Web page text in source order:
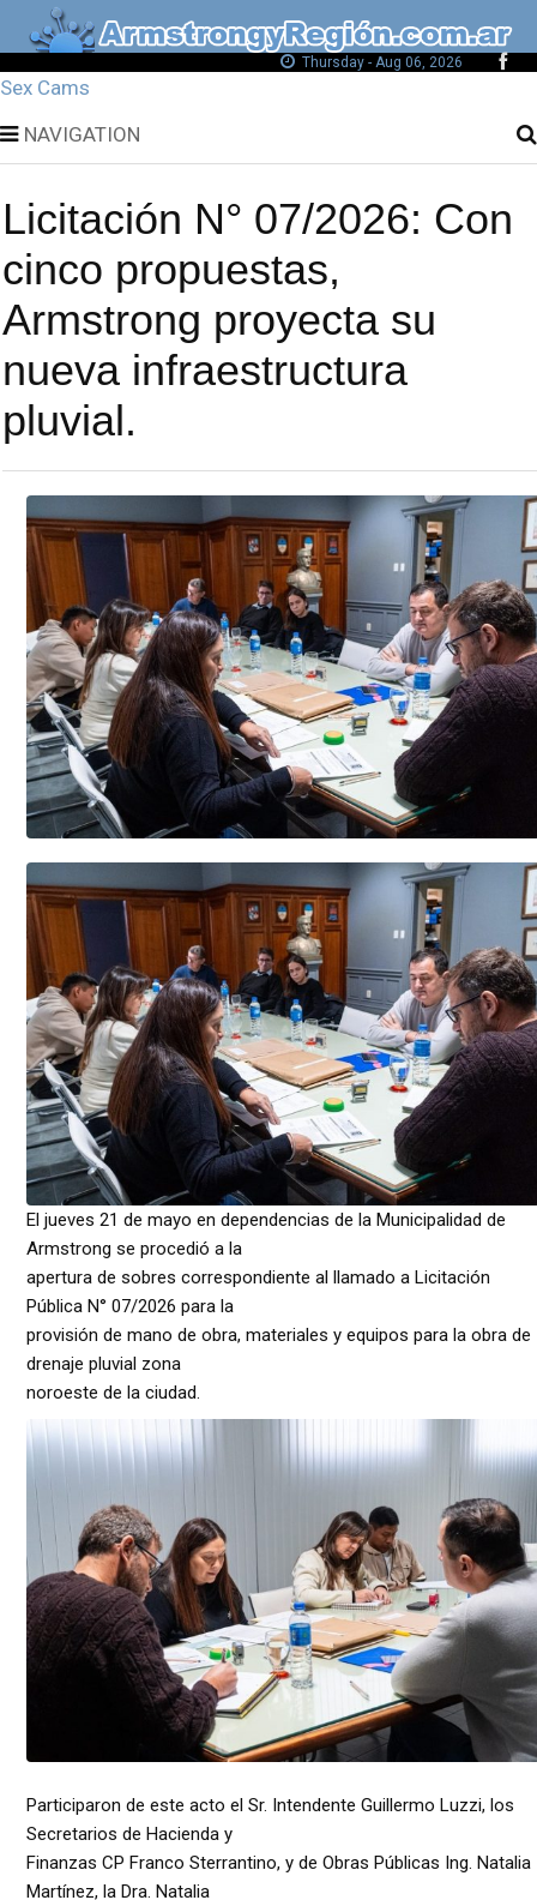
Thursday - Aug 06, 2026
Sex Cams
NAVIGATION
Licitación N° 07/2026: Con
cinco propuestas,
Armstrong proyecta su
nueva infraestructura
pluvial.
El jueves 21 de mayo en dependencias de la Municipalidad de
Armstrong se procedió a la
apertura de sobres correspondiente al llamado a Licitación
Pública N° 07/2026 para la
provisión de mano de obra, materiales y equipos para la obra de
drenaje pluvial zona
noroeste de la ciudad.
Participaron de este acto el Sr. Intendente Guillermo Luzzi, los
Secretarios de Hacienda y
Finanzas CP Franco Sterrantino, y de Obras Públicas Ing. Natalia
Martínez, la Dra. Natalia